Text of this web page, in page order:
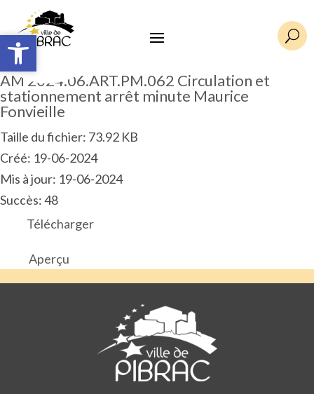
Ouvrir la barre d’outils U
AM 2024.06.ART.PM.062 Circulation et
stationnement arrêt minute Maurice
Fonvieille
Taille du fichier: 73.92 KB
Créé: 19-06-2024
Mis à jour: 19-06-2024
Succès: 48
Télécharger
Aperçu
Ouvrir la barre d’outils